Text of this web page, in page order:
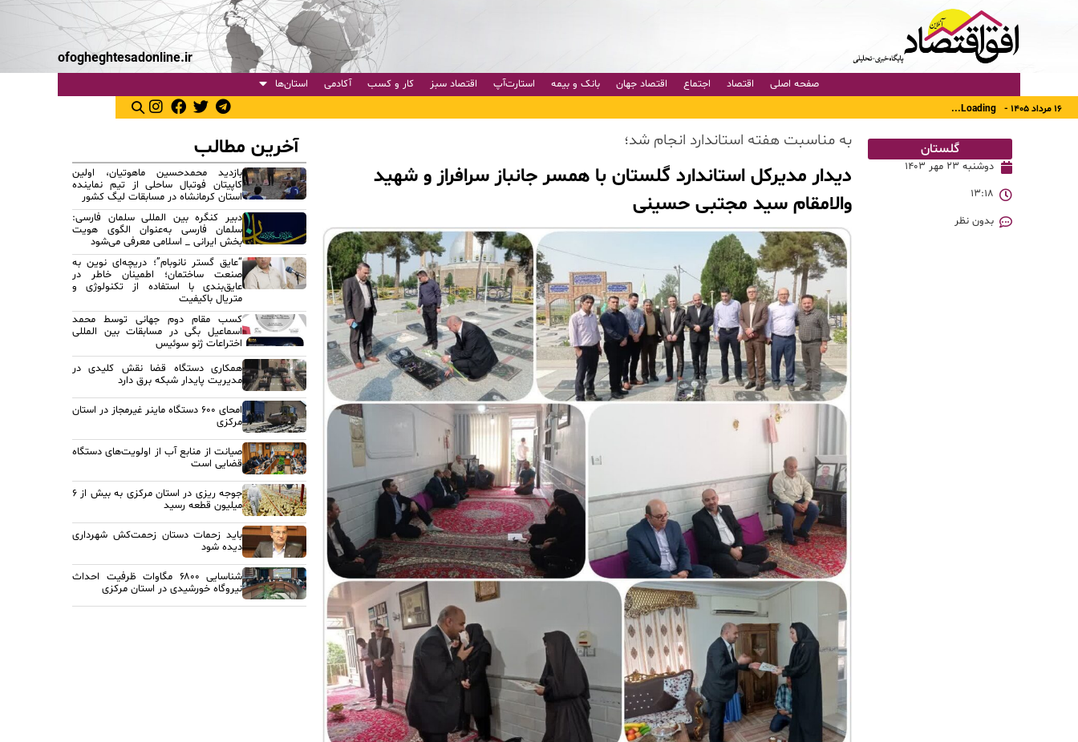
ofogheghtesadonline.ir
صفحه اصلی اقتصاد اجتماع اقتصاد جهان بانک و بیمه استارت‌آپ اقتصاد سبز کار و کسب آکادمی استان‌ها
۱۶ مرداد ۱۴۰۵ - Loading...
گلستان
دوشنبه ۲۳ مهر ۱۴۰۳
۱۳:۱۸
بدون نظر
به مناسبت هفته استاندارد انجام شد؛
دیدار مدیرکل استاندارد گلستان با همسر جانباز سرافراز و شهید
والامقام سید مجتبی حسینی
آخرین مطالب
بازدید محمدحسین ماهوتیان، اولین
کاپیتان فوتبال ساحلی از تیم نماینده
استان کرمانشاه در مسابقات لیگ کشور
دبیر کنگره بین المللی سلمان فارسی:
سلمان فارسی به‌عنوان الگوی هویت
بخش ایرانی _ اسلامی معرفی می‌شود
“عایق گستر نانوبام”؛ دریچه‌ای نوین به
صنعت ساختمان؛ اطمینان خاطر در
عایق‌بندی با استفاده از تکنولوژی و
متریال باکیفیت
کسب مقام دوم جهانی توسط محمد
اسماعیل بگی در مسابقات بین المللی
اختراعات ژنو سوئیس
همکاری دستگاه قضا نقش کلیدی در
مدیریت پایدار شبکه برق دارد
امحای ۶۰۰ دستگاه ماینر غیرمجاز در استان
مرکزی
صیانت از منابع آب از اولویت‌های دستگاه
قضایی است
جوجه ریزی در استان مرکزی به بیش از ۶
میلیون قطعه رسید
باید زحمات دستان زحمت‌کش شهرداری
دیده شود
شناسایی ۶۸۰۰ مگاوات ظرفیت احداث
نیروگاه خورشیدی در استان مرکزی